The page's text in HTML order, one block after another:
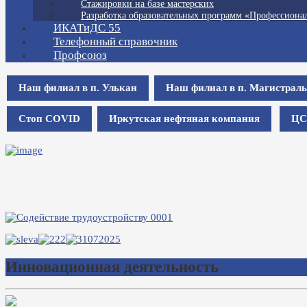
Стажировки на базе мастерских
Разработка образовательных программ
ИКАТиДС 55
Телефонный справочник
Профсоюз
Наш филиал в п. Улькан Наш филиал в п.
Стоп COVID Иркутская нефтяная компания
Инновационная деятельность